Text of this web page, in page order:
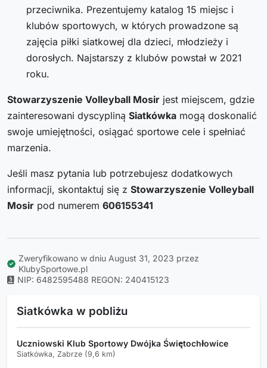
przeciwnika. Prezentujemy katalog 15 miejsc i
klubów sportowych, w których prowadzone są
zajęcia piłki siatkowej dla dzieci, młodzieży i
dorosłych. Najstarszy z klubów powstał w 2021
roku.
Stowarzyszenie Volleyball Mosir jest miejscem, gdzie
zainteresowani dyscypliną Siatkówka mogą doskonalić
swoje umiejętności, osiągać sportowe cele i spełniać
marzenia.
Jeśli masz pytania lub potrzebujesz dodatkowych
informacji, skontaktuj się z Stowarzyszenie Volleyball
Mosir pod numerem 606155341
Zweryfikowano w dniu August 31, 2023 przez
KlubySportowe.pl
NIP: 6482595488 REGON: 240415123
Siatkówka w pobliżu
Uczniowski Klub Sportowy Dwójka Świętochłowice
Siatkówka, Zabrze (9,6 km)